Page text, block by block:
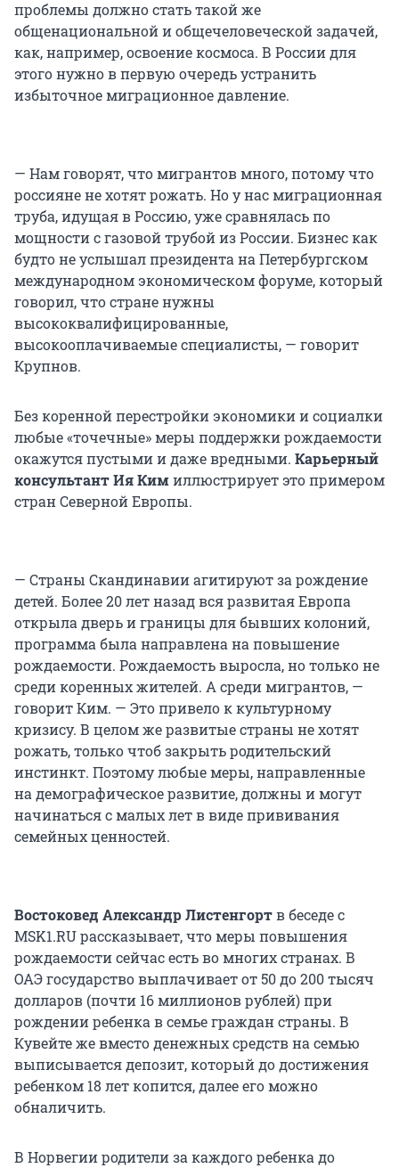
проблемы должно стать такой же
общенациональной и общечеловеческой задачей,
как, например, освоение космоса. В России для
этого нужно в первую очередь устранить
избыточное миграционное давление.
— Нам говорят, что мигрантов много, потому что
россияне не хотят рожать. Но у нас миграционная
труба, идущая в Россию, уже сравнялась по
мощности с газовой трубой из России. Бизнес как
будто не услышал президента на Петербургском
международном экономическом форуме, который
говорил, что стране нужны
высококвалифицированные,
высокооплачиваемые специалисты, — говорит
Крупнов.
Без коренной перестройки экономики и социалки
любые «точечные» меры поддержки рождаемости
окажутся пустыми и даже вредными. Карьерный
консультант Ия Кимиллюстрирует это примером
стран Северной Европы.
— Страны Скандинавии агитируют за рождение
детей. Более 20 лет назад вся развитая Европа
открыла дверь и границы для бывших колоний,
программа была направлена на повышение
рождаемости. Рождаемость выросла, но только не
среди коренных жителей. А среди мигрантов, —
говорит Ким. — Это привело к культурному
кризису. В целом же развитые страны не хотят
рожать, только чтоб закрыть родительский
инстинкт. Поэтому любые меры, направленные
на демографическое развитие, должны и могут
начинаться с малых лет в виде прививания
семейных ценностей.
Востоковед Александр Листенгортв беседе с
MSK1.RU рассказывает, что меры повышения
рождаемости сейчас есть во многих странах. В
ОАЭ государство выплачивает от 50 до 200 тысяч
долларов (почти 16 миллионов рублей) при
рождении ребенка в семье граждан страны. В
Кувейте же вместо денежных средств на семью
выписывается депозит, который до достижения
ребенком 18 леткопится, далее его можно
обналичить.
В Норвегии родители за каждого ребенка до